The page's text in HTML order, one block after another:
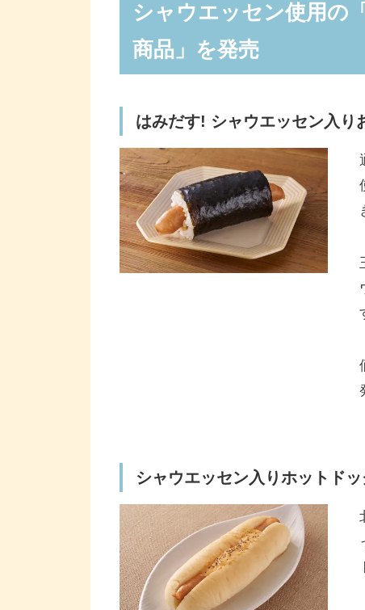
シャウエッセン入りホットドッグ
シャウエッセン入りガーリック香
ファイターズ選手やファイターズ
シャウエッセン使用の
商品」を発売
はみだす! シャウエッセン入り
シャウエッセン入りホットド